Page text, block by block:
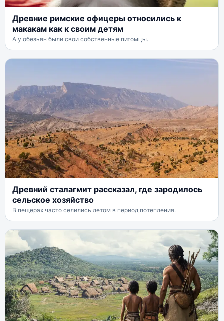
Древние римские офицеры относились к
макакам как к своим детям
А у обезьян были свои собственные питомцы.
Древний сталагмит рассказал, где зародилось
сельское хозяйство
В пещерах часто селились летом в период потепления.